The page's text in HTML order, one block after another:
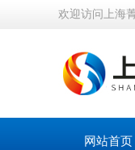
欢迎访问上海
网站首页